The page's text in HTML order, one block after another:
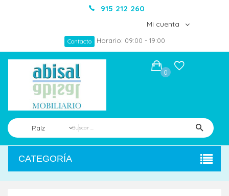
915 212 260
Mi cuenta
Contacto Horario: 09:00 - 19:00
Raíz
0
CATEGORÍA